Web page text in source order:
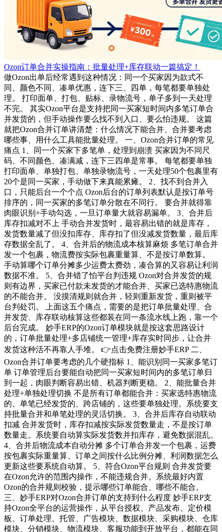
Ozon订单合并实操指南：批量处理+库存联动一篇搞定！
做Ozon出单后经常遇到这种情况：同一个买家因为款式不
同、颜色不同、凑单优惠，连下三、四单，每笔都要单独处
理。 打印面单、打包、贴标、录物流号，单子多到一天处理
不完。 其实Ozon平台是支持把同一买家短时间内多笔订单合
并发货的，但手动操作要么找不到入口、要么怕违规。 这篇
就把Ozon合并订单讲清楚：什么情况下能合并、合并要考虑
哪些事、用什么工具能批量处理。 一、Ozon合并订单的常见
痛点 1、同一个买家下多笔单，处理到崩溃 买家因为不同尺
码、不同颜色、凑满减，连下三四单是常事。 每笔都要单独
打印面单、单独打包、单独录物流号，一天处理50个包裹里有
20个是同一买家，手动做下来真能累瘫。 2、找不到合并入
口，只能后台一个个点 Ozon后台的订单列表默认是按订单号
排序的，同一买家的多笔订单分散在不同行。 要合并就得靠
肉眼识别+手动勾选，一旦订单量大就容易漏单。 3、合并后
库存扣减对不上 手动合并发货时，最容易出错的就是库存，
发货数量减了但没扣库存、库存扣了但没减发货数量，最后库
存数据全乱了。 4、合并后的物流成本核算麻烦 多笔订单合并
发一个包裹，物流费按实际包裹重量算、不是按订单数算。
手动算哪个订单分摊多少运费太费劲，凑合算的又容易让利润
数据不准。 5、合并错了怕平台判违规 Ozon对合并发货的规
则有边界，买家已付款未发货的才能合并、买家已选特惠物流
的不能合并。 没摸清规则就合并，轻则重新发货，重则被平
台判处罚。 上面这五个痛点，需要的是把订单批量处理、合
并发货、库存联动核算这些都装在同一条流水线上跑，靠一个
后台完成。 妙手ERP的Ozon订单模块就是按这套思路设计
的，订单批量处理+多店铺统一管理+库存实时同步，让合并
发货这种活不再靠人手堆。 👉点击免费注册妙手ERP 二、
Ozon合并订单要考虑的几个硬指标 1、能识别同一买家多笔订
单 订单管理后台要能自动把同一买家短时间内的多笔订单归
到一起，肉眼判断容易出错、机器判断更稳。 2、能批量合并
处理+单独处理切换 不是所有订单都能合并：买家选特惠物流
的、单笔已经发货的、跨店铺的，这些要单独处理。系统要支
持批量合并和单笔处理的灵活切换。 3、合并后库存自动联动
扣减 合并发货时，库存扣减按实际发货数量走，不是按订单
数量走。系统要自动算实际发货数并扣库存，避免数据混乱。
4、合并后物流成本自动分摊 多个订单合并发一个包裹，运费
按包裹实际重量算、订单之间按什么比例分摊、利润数据怎么
更新这些要系统自动算。 5、符合Ozon平台规则 合并发货要
在Ozon允许的范围内操作，不能违规合并。系统最好内置
Ozon的合并规则校验，提示哪些订单能合、哪些不能合。
三、妙手ERP对Ozon合并订单的支持到什么程度 妙手ERP支
持Ozon全平台的运营操作，从平台授权、产品发布、定价模
板、订单处理、托管、广告模块、数据模块、采购模块、仓库
模块、分销模块、物流模块、客服功能到开放平台，都能在同